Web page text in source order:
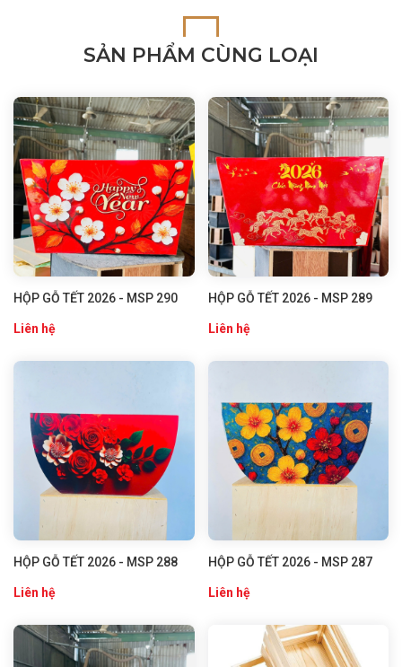
SẢN PHẨM CÙNG LOẠI
HỘP GỖ TẾT 2026 - MSP 290
Liên hệ
HỘP GỖ TẾT 2026 - MSP 289
Liên hệ
HỘP GỖ TẾT 2026 - MSP 288
Liên hệ
HỘP GỖ TẾT 2026 - MSP 287
Liên hệ